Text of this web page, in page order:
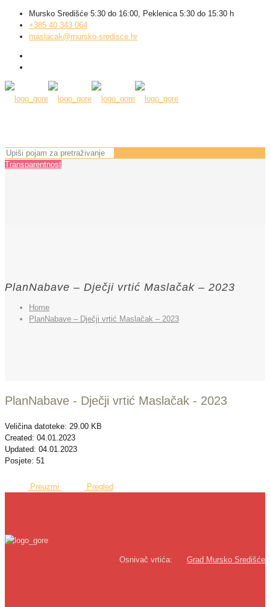
Mursko Središće 5:30 do 16:00, Peklenica 5:30 do 15:30 h
+385 40 343 064
maslacak@mursko-sredisce.hr
Transparentnost
PlanNabave – Dječji vrtić Maslačak – 2023
Home
PlanNabave – Dječji vrtić Maslačak – 2023
PlanNabave - Dječji vrtić Maslačak - 2023
Veličina datoteke: 29.00 KB
Created: 04.01.2023
Updated: 04.01.2023
Posjete: 51
Preuzmi Pregled
Osnivač vrtića: Grad Mursko Središće